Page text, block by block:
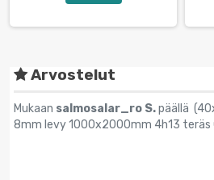
Arvostelut
Mukaan salmosalar_ro S.päällä (
8mm levy 1000x2000mm 4h13 teräs